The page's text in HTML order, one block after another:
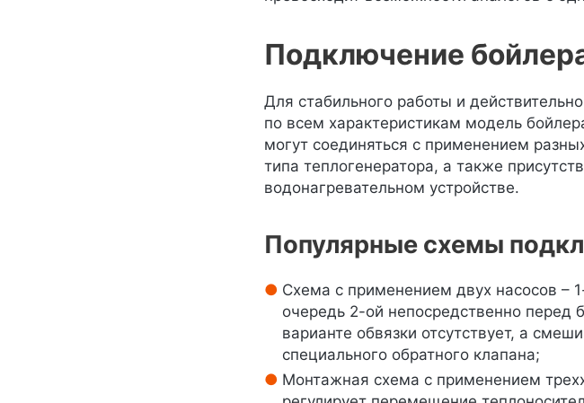
Подключение
Для стабильного работы и
по всем характеристикам модель
могут соединяться с применением
типа теплогенератора, а также
водонагревательном устройстве.
Популярные схемы
Схема с применением двух насосов –
очередь 2-ой непосредственно перед
варианте обвязки отсутствует, а
специального обратного клапана;
Монтажная схема с применением